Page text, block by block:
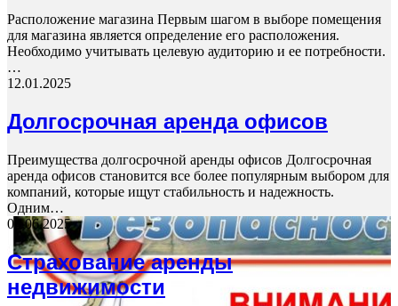
Расположение магазина Первым шагом в выборе помещения
для магазина является определение его расположения.
Необходимо учитывать целевую аудиторию и ее потребности.
…
12.01.2025
Долгосрочная аренда офисов
Преимущества долгосрочной аренды офисов Долгосрочная
аренда офисов становится все более популярным выбором для
компаний, которые ищут стабильность и надежность.
Одним…
04.06.2025
Страхование аренды
недвижимости